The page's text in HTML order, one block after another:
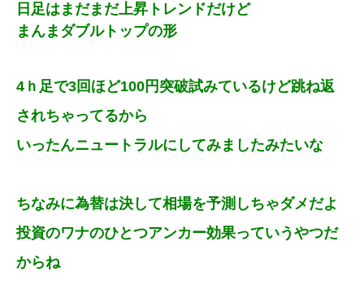
日足はまだまだ上昇トレンドだけど
まんまダブルトップの形
4ｈ足で3回ほど100円突破試みているけど跳ね返
されちゃってるから
いったんニュートラルにしてみましたみたいな
ちなみに為替は決して相場を予測しちゃダメだよ
投資のワナのひとつアンカー効果っていうやつだ
からね